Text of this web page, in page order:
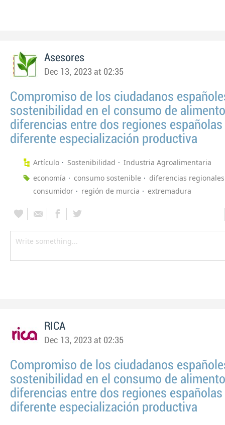
Asesores
Dec 13, 2023 at 02:35
Compromiso de los ciudadanos
sostenibilidad en el consumo de
diferencias entre dos regiones
diferente especialización productiva
Artículo Sostenibilidad
Industria Agroalimentaria
economía
consumo sostenible
diferencias regionales
consumidor
región de murcia extremadura
RICA
Dec 13, 2023 at 02:35
Compromiso de los ciudadanos
sostenibilidad en el consumo de
diferencias entre dos regiones
diferente especialización productiva